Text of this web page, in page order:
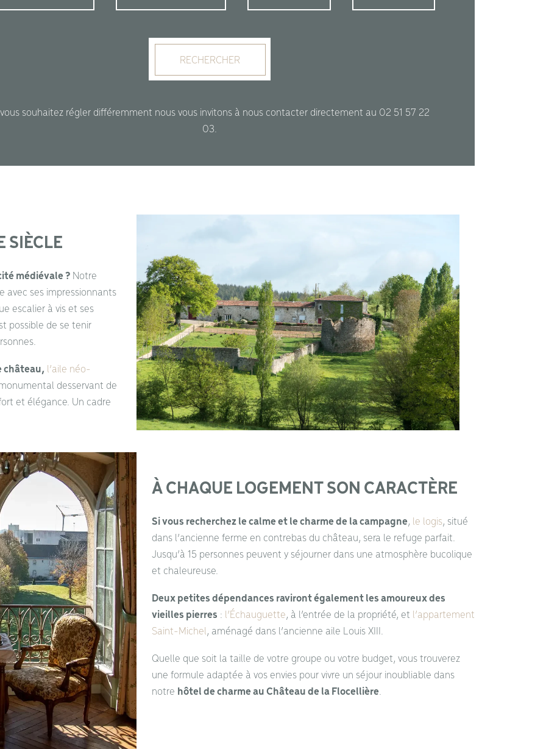
RECHERCHER
souhaitez régler différemment nous vous invitons à nous contacter directement au 02 51 57 22
03.
SIÈCLE
médiévale ? Notre
avec ses impressionnants
escalier à vis et ses
possible de se tenir
château, l’aile néo-
desservant de
et élégance. Un cadre
À CHAQUE LOGEMENT SON CARACTÈRE
Si vous recherchez le calme et le charme de la campagne, le logis, situé
dans l’ancienne ferme en contrebas du château, sera le refuge parfait.
Jusqu’à 15 personnes peuvent y séjourner dans une atmosphère bucolique
et chaleureuse.
Deux petites dépendances raviront également les amoureux des
vieilles pierres : l’Échauguette, à l’entrée de la propriété, et l’appartement
Saint-Michel, aménagé dans l’ancienne aile Louis XIII.
Quelle que soit la taille de votre groupe ou votre budget, vous trouverez
une formule adaptée à vos envies pour vivre un séjour inoubliable dans
notre hôtel de charme au Château de la Flocellière